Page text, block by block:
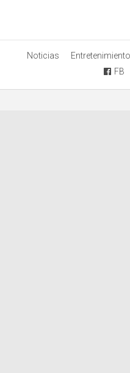
Noticias Entretenimiento
FB